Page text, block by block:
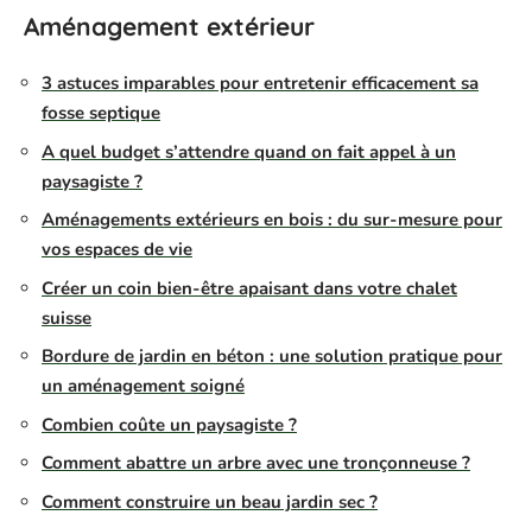
Aménagement extérieur
3 astuces imparables pour entretenir efficacement sa
fosse septique
A quel budget s’attendre quand on fait appel à un
paysagiste ?
Aménagements extérieurs en bois : du sur-mesure pour
vos espaces de vie
Créer un coin bien-être apaisant dans votre chalet
suisse
Bordure de jardin en béton : une solution pratique pour
un aménagement soigné
Combien coûte un paysagiste ?
Comment abattre un arbre avec une tronçonneuse ?
Comment construire un beau jardin sec ?